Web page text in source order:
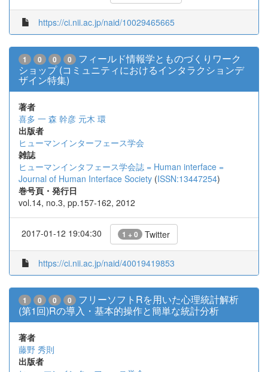
https://ci.nii.ac.jp/naid/10029465665
1 0 0 0
フィールド情報学とものづくりワーク
ショップ (コミュニティにおけるインタラクションデ
ザイン特集)
著者
喜多 一 森 幹彦 元木 環
出版者
ヒューマンインターフェース学会
雑誌
ヒューマンインタフェース学会誌 = Human interface =
Journal of Human Interface Society (ISSN:13447254)
巻号頁・発行日
vol.14, no.3, pp.157-162, 2012
2017-01-12 19:04:30 1 + 0 Twitter
https://ci.nii.ac.jp/naid/40019419853
1 0 0 0
フリーソフトRを用いた心理統計解析
(第1回)Rの導入・基本的操作と簡単な統計分析
著者
藤野 秀則
出版者